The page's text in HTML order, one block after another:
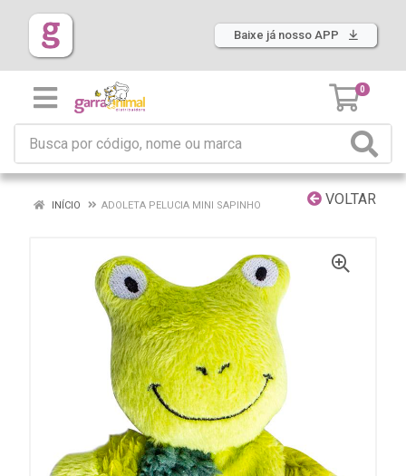
Baixe já nosso APP
0
VOLTAR
INÍCIO ADOLETA PELUCIA MINI SAPINHO